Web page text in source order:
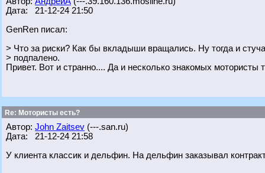
Дата: 21-12-24 21:50
GenRen писал:
> Что за риски? Как бы вкладыши вращались. Ну тогда и
> подпалено.
Привет. Вот и странно.... Да и несколько знакомых мотористы
Re: Мотористы есть?
Автор: John Zaitsev (---.san.ru)
Дата: 21-12-24 21:58
У клиента классик и дельфин. На дельфин заказывал